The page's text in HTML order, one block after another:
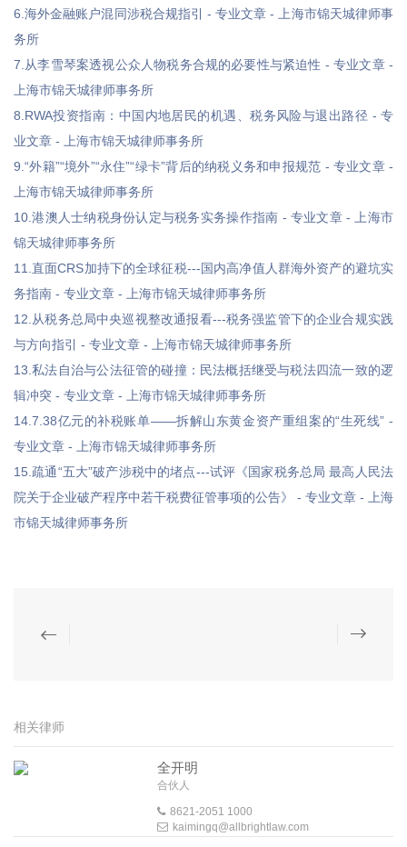
6.海外金融账户混同涉税合规指引 - 专业文章 - 上海市锦天城律师事
务所
7.从李雪琴案透视公众人物税务合规的必要性与紧迫性 - 专业文章 -
上海市锦天城律师事务所
8.RWA投资指南：中国内地居民的机遇、税务风险与退出路径 - 专
业文章 - 上海市锦天城律师事务所
9.“外籍”“境外”“永住”“绿卡”背后的纳税义务和申报规范 - 专业文章 -
上海市锦天城律师事务所
10.港澳人士纳税身份认定与税务实务操作指南 - 专业文章 - 上海市
锦天城律师事务所
11.直面CRS加持下的全球征税---国内高净值人群海外资产的避坑实
务指南 - 专业文章 - 上海市锦天城律师事务所
12.从税务总局中央巡视整改通报看---税务强监管下的企业合规实践
与方向指引 - 专业文章 - 上海市锦天城律师事务所
13.私法自治与公法征管的碰撞：民法概括继受与税法四流一致的逻
辑冲突 - 专业文章 - 上海市锦天城律师事务所
14.7.38亿元的补税账单——拆解山东黄金资产重组案的“生死线” -
专业文章 - 上海市锦天城律师事务所
15.疏通“五大”破产涉税中的堵点---试评《国家税务总局 最高人民法
院关于企业破产程序中若干税费征管事项的公告》 - 专业文章 - 上海
市锦天城律师事务所
相关律师
全开明
合伙人
8621-2051 1000
kaimingq@allbrightlaw.com